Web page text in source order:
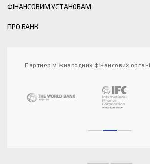
ФІНАНСОВИМ УСТАНОВАМ
ПРО БАНК
Партнер міжнародних фінансових